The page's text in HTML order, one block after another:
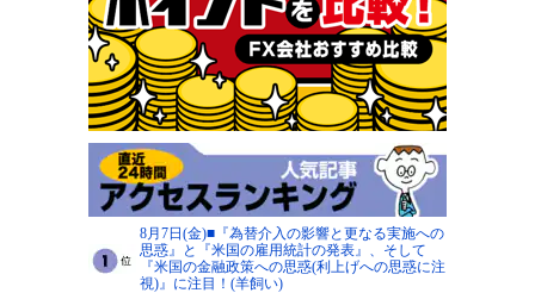
8月7日(金)■『為替介入の影響と更なる実施への
思惑』と『米国の雇用統計の発表』、そして
『米国の金融政策への思惑(利上げへの思惑に注
視)』に注目！(羊飼い)